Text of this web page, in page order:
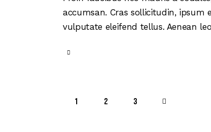
accumsan. Cras sollicitudin, ipsum
vulputate eleifend tellus. Aenean
1 2 3